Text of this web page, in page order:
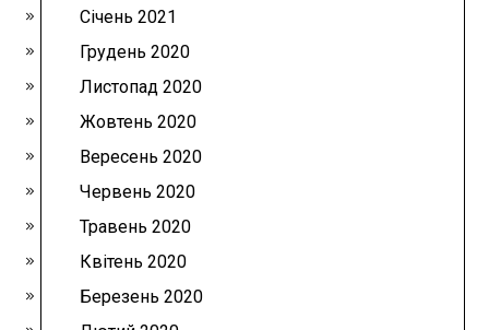
Січень 2021
Грудень 2020
Листопад 2020
Жовтень 2020
Вересень 2020
Червень 2020
Травень 2020
Квітень 2020
Березень 2020